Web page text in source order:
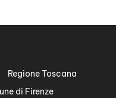
Regione Toscana
di Firenze